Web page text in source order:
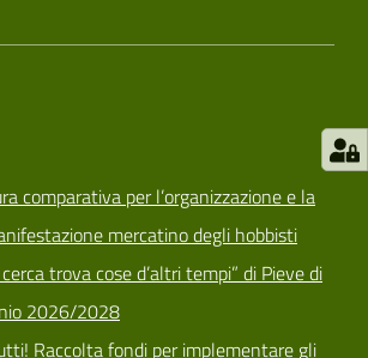
comparativa per l’organizzazione e la
mercatino degli hobbisti
trova cose d’altri tempi” di Pieve di
2026/2028
Raccolta fondi per implementare gli